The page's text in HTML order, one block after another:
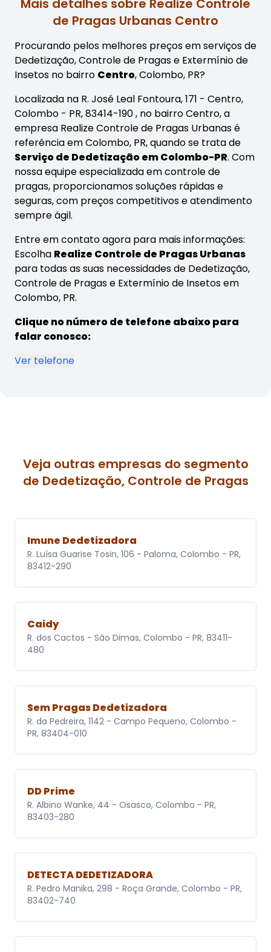
Mais detalhes sobre Realize Controle
de Pragas Urbanas Centro
Procurando pelos melhores preços em serviços de
Dedetização, Controle de Pragas e Extermínio de
Insetos no bairro Centro, Colombo, PR?
Localizada na R. José Leal Fontoura, 171 - Centro,
Colombo - PR, 83414-190 , no bairro Centro, a
empresa Realize Controle de Pragas Urbanas é
referência em Colombo, PR, quando se trata de
Serviço de Dedetização em Colombo-PR. Com
nossa equipe especializada em controle de
pragas, proporcionamos soluções rápidas e
seguras, com preços competitivos e atendimento
sempre ágil.
Entre em contato agora para mais informações:
Escolha Realize Controle de Pragas Urbanas
para todas as suas necessidades de Dedetização,
Controle de Pragas e Extermínio de Insetos em
Colombo, PR.
Clique no número de telefone abaixo para
falar conosco:
Ver telefone
Veja outras empresas do segmento
de Dedetização, Controle de Pragas
Imune Dedetizadora
R. Luísa Guarise Tosin, 106 - Paloma, Colombo - PR,
83412-290
Caidy
R. dos Cactos - São Dimas, Colombo - PR, 83411-
480
Sem Pragas Dedetizadora
R. da Pedreira, 1142 - Campo Pequeno, Colombo -
PR, 83404-010
DD Prime
R. Albino Wanke, 44 - Osasco, Colombo - PR,
83403-280
DETECTA DEDETIZADORA
R. Pedro Manika, 298 - Roça Grande, Colombo - PR,
83402-740